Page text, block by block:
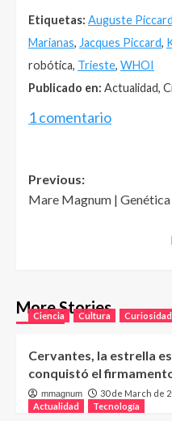
Etiquetas: Auguste Piccard
Marianas, Jacques Piccard,
robótica, Trieste, WHOI
Publicado en: Actualidad,
1 comentario
Post
navigation
Previous:
Mare Magnum | Genética
More Stories
Ciencia Cultura
Cervantes, la estrella
conquistó el
mmagnum 30 de March de
Actualidad Tecnología